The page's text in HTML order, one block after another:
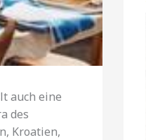
auch eine
des
Kroatien,